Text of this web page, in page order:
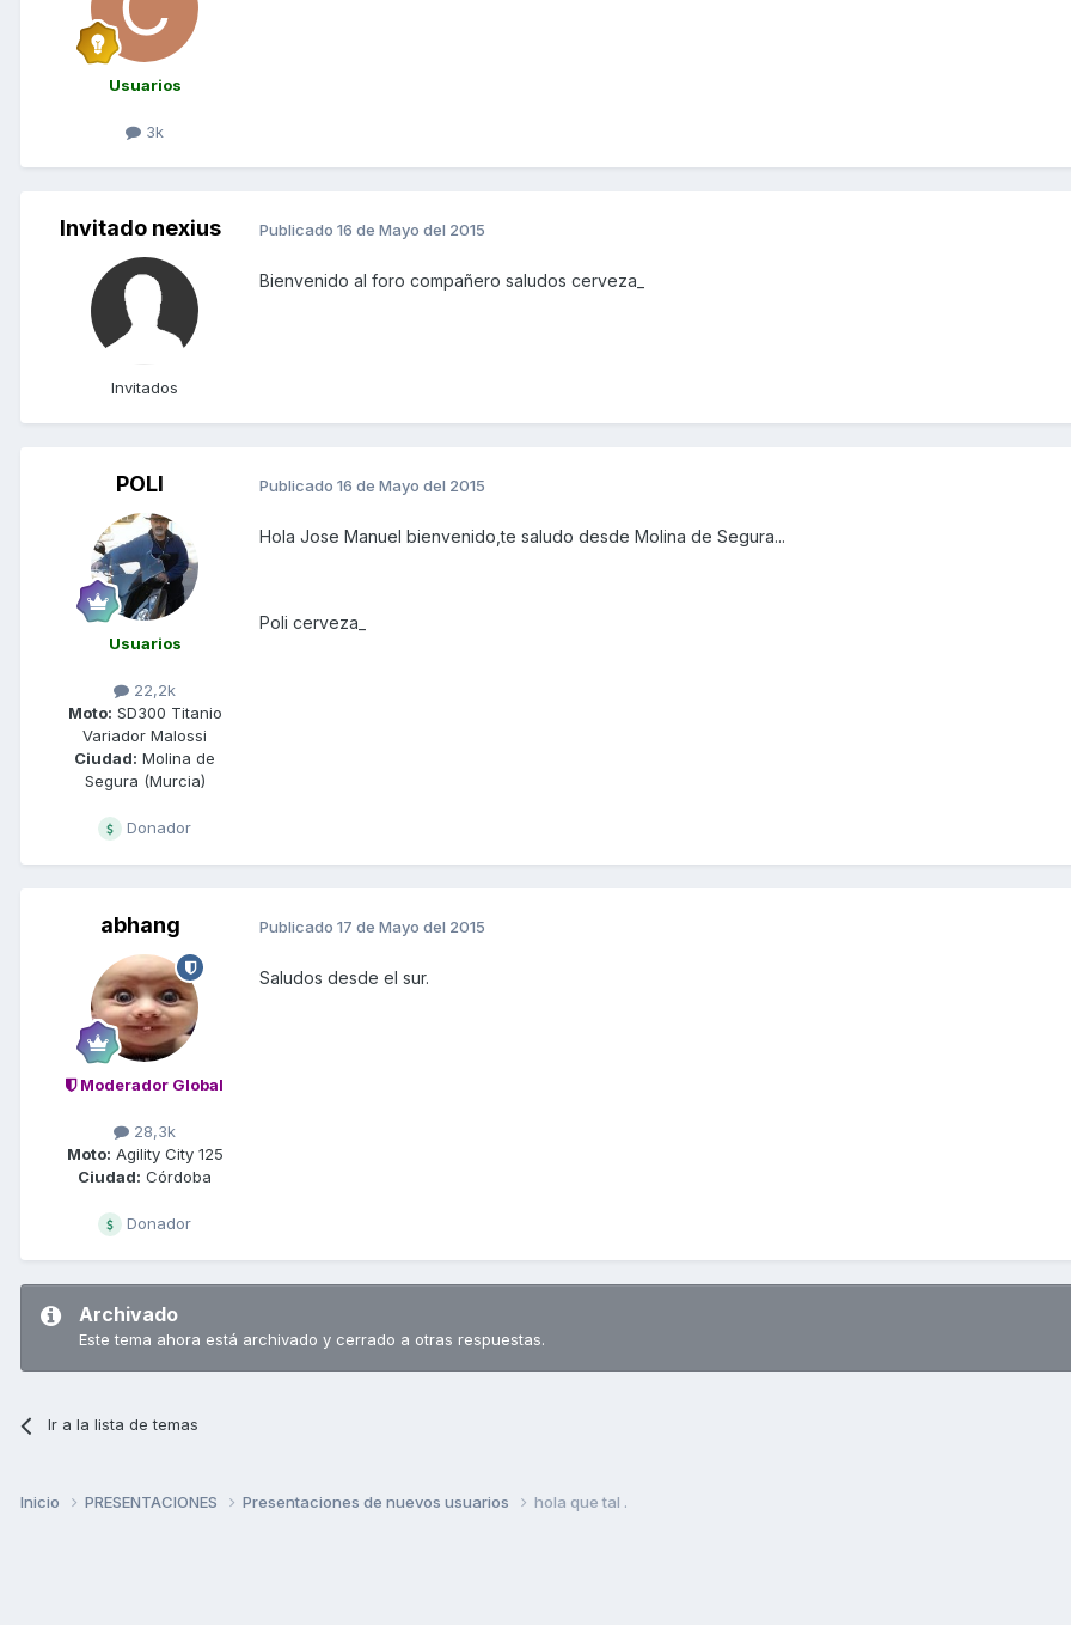
Usuarios
3k
Invitado nexius
Invitados
Publicado 16 de Mayo del 2015
Bienvenido al foro compañero saludos cerveza_
POLI
Usuarios
22,2k
Moto: SD300 Titanio
Variador Malossi
Ciudad: Molina de
Segura (Murcia)
Donador
Publicado 16 de Mayo del 2015
Hola Jose Manuel bienvenido,te saludo desde Molina de Segura...
Poli cerveza_
abhang
Moderador Global
28,3k
Moto: Agility City 125
Ciudad: Córdoba
Donador
Publicado 17 de Mayo del 2015
Saludos desde el sur.
Archivado
Este tema ahora está archivado y cerrado a otras respuestas.
Ir a la lista de temas
Inicio PRESENTACIONES Presentaciones de nuevos usuarios hola que tal .